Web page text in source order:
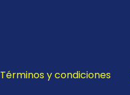
Términos y condiciones